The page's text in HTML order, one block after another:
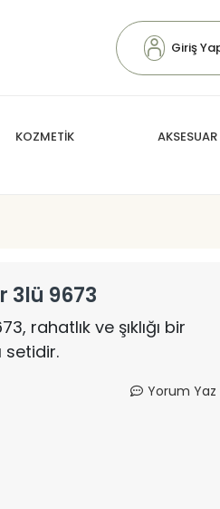
Giriş
KOZMETİK AKSESUAR
3lü 9673
rahatlık ve şıklığı bir
setidir.
Yorum Yaz